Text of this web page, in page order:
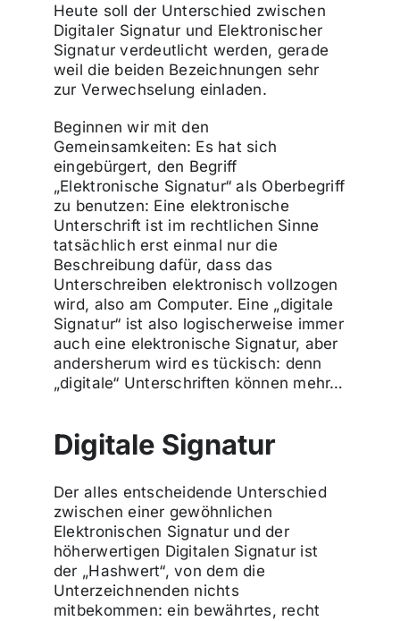
Heute soll der Unterschied zwischen
Digitaler Signatur und Elektronischer
Signatur verdeutlicht werden, gerade
weil die beiden Bezeichnungen sehr
zur Verwechselung einladen.
Beginnen wir mit den
Gemeinsamkeiten: Es hat sich
eingebürgert, den Begriff
„Elektronische Signatur“ als Oberbegriff
zu benutzen: Eine elektronische
Unterschrift ist im rechtlichen Sinne
tatsächlich erst einmal nur die
Beschreibung dafür, dass das
Unterschreiben elektronisch vollzogen
wird, also am Computer. Eine „digitale
Signatur“ ist also logischerweise immer
auch eine elektronische Signatur, aber
andersherum wird es tückisch: denn
„digitale“ Unterschriften können mehr…
Digitale Signatur
Der alles entscheidende Unterschied
zwischen einer gewöhnlichen
Elektronischen Signatur und der
höherwertigen Digitalen Signatur ist
der „Hashwert“, von dem die
Unterzeichnenden nichts
mitbekommen: ein bewährtes, recht